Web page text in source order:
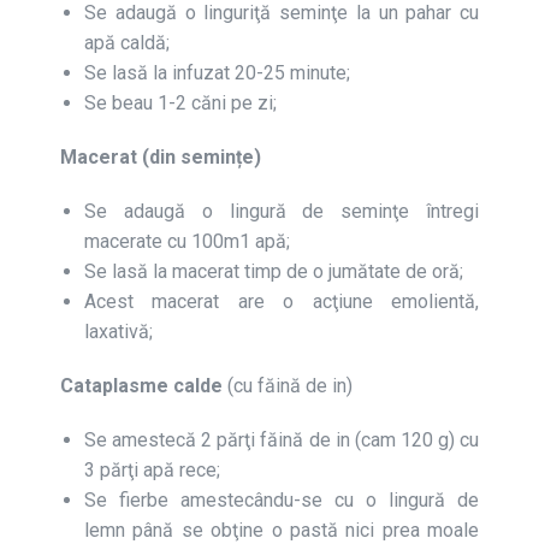
Se adaugă o linguriţă seminţe la un pahar cu
apă caldă;
Se lasă la infuzat 20-25 minute;
Se beau 1-2 căni pe zi;
Macerat (din semințe)
Se adaugă o lingură de seminţe întregi
macerate cu 100m1 apă;
Se lasă la macerat timp de o jumătate de oră;
Acest macerat are o acţiune emolientă,
laxativă;
Cataplasme calde (cu făină de in)
Se amestecă 2 părţi făină de in (cam 120 g) cu
3 părţi apă rece;
Se fierbe amestecându-se cu o lingură de
lemn până se obţine o pastă nici prea moale